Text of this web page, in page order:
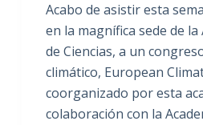
Acabo de asistir esta
en la magnífica sede de la
de Ciencias, a un
climático, European
coorganizado por esta
colaboración con la